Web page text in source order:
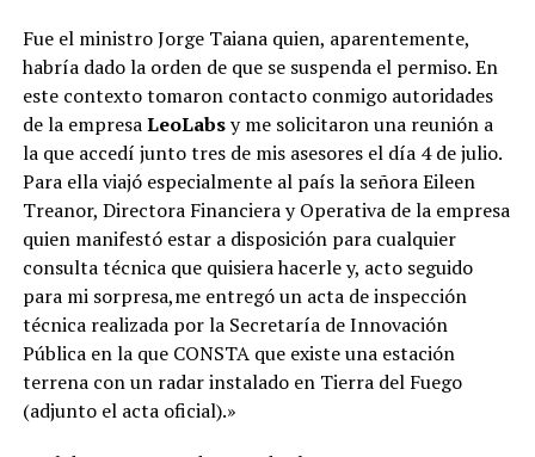
Fue el ministro Jorge Taiana quien, aparentemente,
habría dado la orden de que se suspenda el permiso. En
este contexto tomaron contacto conmigo autoridades
de la empresaLeoLabsy me solicitaron una reunión a
la que accedí junto tres de mis asesores el día 4 de julio.
Para ella viajó especialmente al país la señora Eileen
Treanor, Directora Financiera y Operativa de la empresa
quien manifestó estar a disposición para cualquier
consulta técnica que quisiera hacerle y, acto seguido
para mi sorpresa,me entregó un acta de inspección
técnica realizada por la Secretaría de Innovación
Pública en la que CONSTA que existe una estación
terrena con un radar instalado en Tierra del Fuego
(adjunto el acta oficial).»